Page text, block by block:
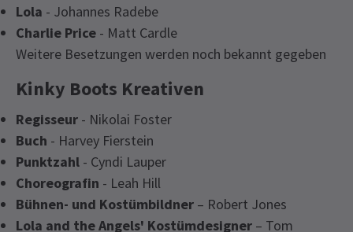
Lola - Johannes Radebe
Charlie Price - Matt Cardle
Weitere Besetzungen werden noch bekannt gegeben
Kinky Boots Kreativen
Regisseur - Nikolai Foster
Buch - Harvey Fierstein
Punktzahl - Cyndi Lauper
Choreografin - Leah Hill
Bühnen- und Kostümbildner – Robert Jones
Lola and the Angels' Kostümdesigner – Tom